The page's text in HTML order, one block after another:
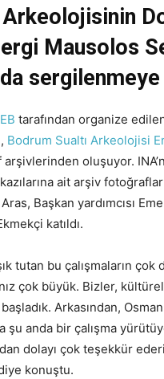
Arkeolojisinin
Mausolos
sergilenmeye
tarafından organize
Bodrum Sualtı Arkeolojisi
oluşuyor.
ait arşiv
Başkan yardımcısı
katıldı.
tutan bu çalışmaların
çok büyük. Bizler,
Arkasından,
şu anda bir çalışma
dolayı çok teşekkür
konuştu.